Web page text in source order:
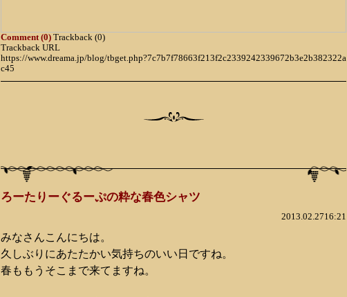
Comment (0) Trackback (0)
Trackback URL
https://www.dreama.jp/blog/tbget.php?7c7b7f78663f213f2c2339242339672b3e2b382322a
c45
ろーたりーぐるーぷの粋な春色シャツ
2013.02.2716:21
みなさんこんにちは。
久しぶりにあたたかい気持ちのいい日ですね。
春ももうそこまで来てますね。